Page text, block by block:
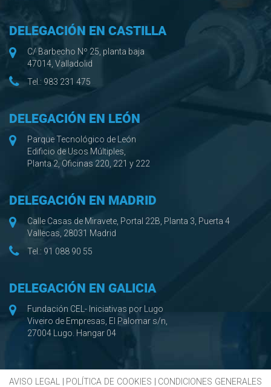
DELEGACIÓN EN CASTILLA
C/ Barbecho Nº 25, planta baja
47014, Valladolid
Tel.: 983 231 475
DELEGACIÓN EN LEÓN
Parque Tecnológico de León
Edificio de Usos Múltiples,
Planta 2, Oficinas 220, 221 y 222
DELEGACIÓN EN MADRID
Calle Casas de Miravete, Portal 22B, Planta 3, Puerta 4
Vallecas, 28031 Madrid
Tel.: 91 088 90 55
DELEGACIÓN EN GALICIA
Fundación CEL- Iniciativas por Lugo
Viveiro de Empresas, El Palomar s/n,
27004 Lugo. Hangar 04
AVISO LEGAL| POLÍTICA DE COOKIES CONDICIONES GENERALES